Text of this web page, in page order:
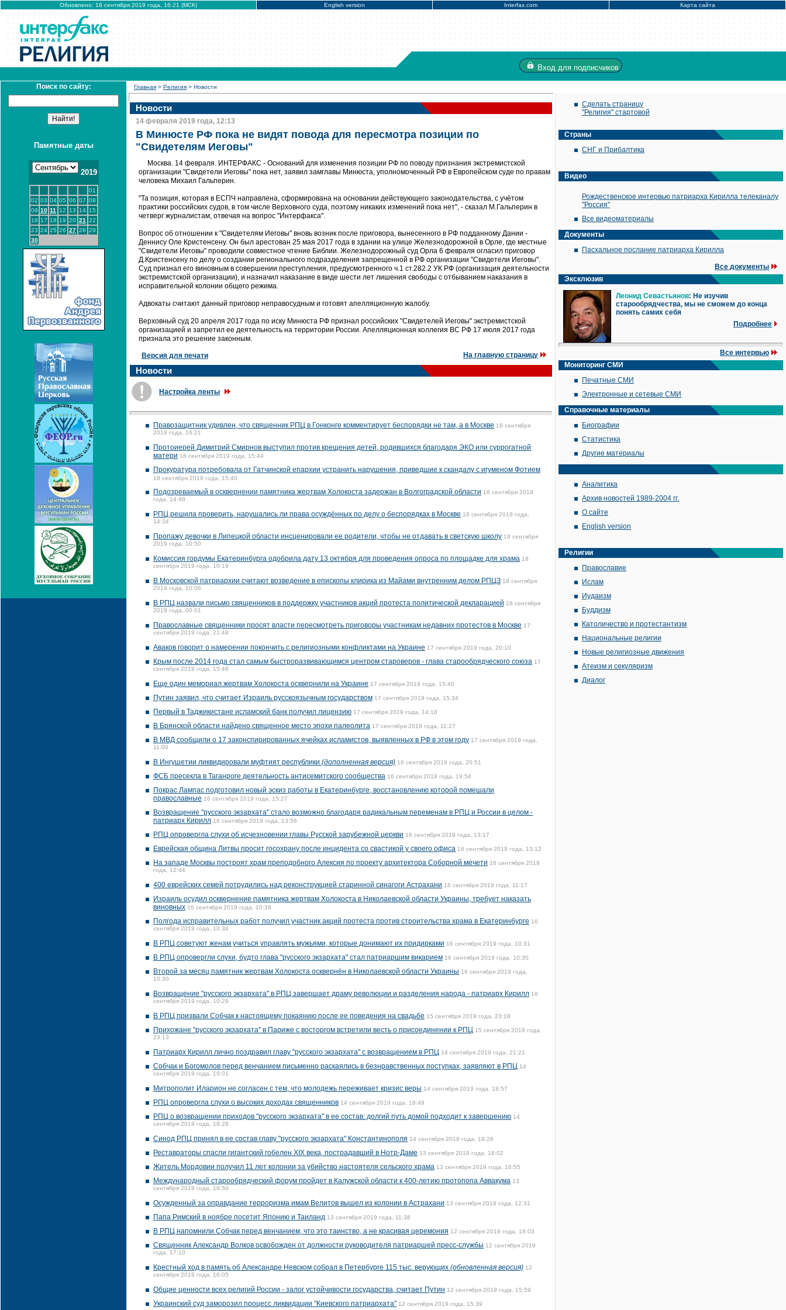
Обновлено: 18 сентября 2019 года, 16:21 (МСК) English version Interfax.com Карта сайта
Вход для подписчиков
Поиск по сайту:
Памятные даты
2019
01
02 03 04 05 06 07 08
09 10 11 12 13 14 15
16 17 18 19 20 21
22
23 24 25 26 27 28 29
30
Главная > Религия > Новости
Новости
14 февраля 2019 года, 12:13
В Минюсте РФ пока не видят повода для пересмотра позиции по
"Свидетелям Иеговы"
Москва. 14 февраля. ИНТЕРФАКС - Оснований для изменения позиции РФ по поводу признания экстремистской
организации "Свидетели Иеговы" пока нет, заявил замглавы Минюста, уполномоченный РФ в Европейском суде по правам
человека Михаил Гальперин.
"Та позиция, которая в ЕСПЧ направлена, сформирована на основании действующего законодательства, с учётом
практики российских судов, в том числе Верховного суда, поэтому никаких изменений пока нет", - сказал М.Гальперин в
четверг журналистам, отвечая на вопрос "Интерфакса".
Вопрос об отношении к "Свидетелям Иеговы" вновь возник после приговора, вынесенного в РФ подданному Дании -
Деннису Оле Кристенсену. Он был арестован 25 мая 2017 года в здании на улице Железнодорожной в Орле, где местные
"Свидетели Иеговы" проводили совместное чтение Библии. Железнодорожный суд Орла 6 февраля огласил приговор
Д.Кристенсену по делу о создании регионального подразделения запрещенной в РФ организации "Свидетели Иеговы".
Суд признал его виновным в совершении преступления, предусмотренного ч.1 ст.282.2 УК РФ (организация деятельности
экстремистской организации), и назначил наказание в виде шести лет лишения свободы с отбыванием наказания в
исправительной колонии общего режима.
Адвокаты считают данный приговор неправосудным и готовят апелляционную жалобу.
Верховный суд 20 апреля 2017 года по иску Минюста РФ признал российских "Свидетелей Иеговы" экстремистской
организацией и запретил ее деятельность на территории России. Апелляционная коллегия ВС РФ 17 июля 2017 года
признала это решение законным.
Версия для печати На главную страницу
Новости
Настройка ленты
Правозащитник удивлен, что священник РПЦ в Гонконге комментирует беспорядки не там, а в Москве 18 сентября
2019 года, 16:21
Протоиерей Димитрий Смирнов выступил против крещения детей, родившихся благодаря ЭКО или суррогатной
матери 18 сентября 2019 года, 15:44
Прокуратура потребовала от Гатчинской епархии устранить нарушения, приведшие к скандалу с игуменом Фотием
18 сентября 2019 года, 15:40
Подозреваемый в осквернении памятника жертвам Холокоста задержан в Волгоградской области 18 сентября 2019
года, 14:48
РПЦ решила проверить, нарушались ли права осуждённых по делу о беспорядках в Москве 18 сентября 2019 года,
14:34
Пропажу девочки в Липецкой области инсценировали ее родители, чтобы не отдавать в светскую школу 18 сентября
2019 года, 10:50
Комиссия гордумы Екатеринбурга одобрила дату 13 октября для проведения опроса по площадке для храма 18
сентября 2019 года, 10:19
В Московской патриархии считают возведение в епископы клирика из Майами внутренним делом РПЦЗ 18 сентября
2019 года, 10:06
В РПЦ назвали письмо священников в поддержку участников акций протеста политической декларацией 18 сентября
2019 года, 00:01
Православные священники просят власти пересмотреть приговоры участникам недавних протестов в Москве 17
сентября 2019 года, 21:49
Аваков говорит о намерении покончить с религиозными конфликтами на Украине 17 сентября 2019 года, 20:10
Крым после 2014 года стал самым быстроразвивающимся центром староверов - глава старообрядческого союза 17
сентября 2019 года, 15:48
Еще один мемориал жертвам Холокоста осквернили на Украине 17 сентября 2019 года, 15:40
Путин заявил, что считает Израиль русскоязычным государством 17 сентября 2019 года, 15:34
Первый в Таджикистане исламский банк получил лицензию 17 сентября 2019 года, 14:18
В Брянской области найдено священное место эпохи палеолита 17 сентября 2019 года, 11:27
В МВД сообщили о 17 законспирированных ячейках исламистов, выявленных в РФ в этом году 17 сентября 2019 года,
11:00
В Ингушетии ликвидировали муфтият республики (дополненная версия) 16 сентября 2019 года, 20:51
ФСБ пресекла в Таганроге деятельность антисемитского сообщества 16 сентября 2019 года, 19:54
Покрас Лампас подготовил новый эскиз работы в Екатеринбурге, восстановлению которой помешали
православные 16 сентября 2019 года, 15:27
Возвращение "русского экзархата" стало возможно благодаря радикальным переменам в РПЦ и России в целом -
патриарх Кирилл 16 сентября 2019 года, 13:56
РПЦ опровергла слухи об исчезновении главы Русской зарубежной церкви 16 сентября 2019 года, 13:17
Еврейская община Литвы просит госохрану после инцидента со свастикой у своего офиса 16 сентября 2019 года, 13:12
На западе Москвы построят храм преподобного Алексия по проекту архитектора Соборной мечети 16 сентября 2019
года, 12:44
400 еврейских семей потрудились над реконструкцией старинной синагоги Астрахани 16 сентября 2019 года, 11:17
Израиль осудил осквернение памятника жертвам Холокоста в Николаевской области Украины, требует наказать
виновных 16 сентября 2019 года, 10:39
Полгода исправительных работ получил участник акций протеста против строительства храма в Екатеринбурге 16
сентября 2019 года, 10:34
В РПЦ советуют женам учиться управлять мужьями, которые донимают их придирками 16 сентября 2019 года, 10:31
В РПЦ опровергли слухи, будто глава "русского экзархата" стал патриаршим викарием 16 сентября 2019 года, 10:30
Второй за месяц памятник жертвам Холокоста осквернён в Николаевской области Украины 16 сентября 2019 года,
10:30
Возвращение "русского экзархата" в РПЦ завершает драму революции и разделения народа - патриарх Кирилл 16
сентября 2019 года, 10:29
В РПЦ призвали Собчак к настоящему покаянию после ее поведения на свадьбе 15 сентября 2019 года, 23:18
Прихожане "русского экзархата" в Париже с восторгом встретили весть о присоединении к РПЦ 15 сентября 2019 года,
23:13
Патриарх Кирилл лично поздравил главу "русского экзархата" с возвращением в РПЦ 14 сентября 2019 года, 21:21
Собчак и Богомолов перед венчанием письменно раскаялись в безнравственных поступках, заявляют в РПЦ 14
сентября 2019 года, 19:01
Митрополит Иларион не согласен с тем, что молодежь переживает кризис веры 14 сентября 2019 года, 18:57
РПЦ опровергла слухи о высоких доходах священников 14 сентября 2019 года, 18:49
РПЦ о возвращении приходов "русского экзархата" в ее состав: долгий путь домой подходит к завершению 14
сентября 2019 года, 18:28
Синод РПЦ принял в ее состав главу "русского экзархата" Константинополя 14 сентября 2019 года, 18:26
Реставраторы спасли гигантский гобелен XIX века, пострадавший в Нотр-Даме 13 сентября 2019 года, 18:02
Житель Мордовии получил 11 лет колонии за убийство настоятеля сельского храма 13 сентября 2019 года, 16:55
Международный старообрядческий форум пройдет в Калужской области к 400-летию протопопа Аввакума 13
сентября 2019 года, 16:50
Осужденный за оправдание терроризма имам Велитов вышел из колонии в Астрахани 13 сентября 2019 года, 12:31
Папа Римский в ноябре посетит Японию и Таиланд 13 сентября 2019 года, 11:38
В РПЦ напомнили Собчак перед венчанием, что это таинство, а не красивая церемония 12 сентября 2019 года, 18:03
Священник Александр Волков освобожден от должности руководителя патриаршей пресс-службы 12 сентября 2019
года, 17:10
Крестный ход в память об Александре Невском собрал в Петербурге 115 тыс. верующих (обновленная версия) 12
сентября 2019 года, 16:05
Общие ценности всех религий России - залог устойчивости государства, считает Путин 12 сентября 2019 года, 15:59
Украинский суд заморозил процесс ликвидации "Киевского патриархата" 12 сентября 2019 года, 15:39
Сделать страницу
"Религия" стартовой
Страны
СНГ и Прибалтика
Видео
Рождественское интервью патриарха Кирилла телеканалу
"Россия"
Все видеоматериалы
Документы
Пасхальное послание патриарха Кирилла
Все документы
Эксклюзив
Леонид Севастьянов: Не изучив
старообрядчества, мы не сможем до конца
понять самих себя
Подробнее
Все интервью
Мониторинг СМИ
Печатные СМИ
Электронные и сетевые СМИ
Справочные материалы
Биографии
Статистика
Другие материалы
Аналитика
Архив новостей 1989-2004 гг.
О сайте
English version
Религии
Православие
Ислам
Иудаизм
Буддизм
Католичество и протестантизм
Национальные религии
Новые религиозные движения
Атеизм и секуляризм
Диалог